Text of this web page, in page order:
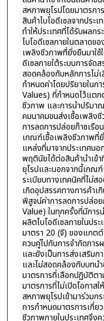
สหภาพยุโรปโดยมาตรก
สินค้าไบโอดีเซลจากประ
ทำให้ประเทศที่ได้รับผลก
ไบโอดีเซลภายในตลาดข
เพลิงชีวภาพที่ยั่งยืนมาใ
ดีเซลภายใต้ระบบการจัด
สอดคล้องกับหลักการไม่
กำหนดค่าโดยปริยายใน
Values) ที่กำหนดไว้แตก
ชีวภาพ และการนำปริมา
คมนาคมขนส่งเชื้อเพลิง
การลดการปล่อยก๊าซเรื
เกณฑ์เชื้อเพลิงชีวภาพที่
แหล่งที่มาจากประเทศนอ
พฤตินัยได้ต่อสินค้านำเข้
ยุโรปและนอกจากนี้เกณ
ระเบียบทางเทคนิคที่ไม่
เกิดอุปสรรคทางการค้าเ
พิสูจน์ค่าการลดการปล่อ
Value) ในทุกครั้งที่มีการ
ผลิตไบโอดีเซลภายในปร
มาตรา 20 (จี) ของแกตต์
ควบคู่ไปกับการจำกัดการ
และยังเป็นการส่งเสริมก
และไม่สอดคล้องกับบทน
มาตรการที่เลือกปฏิบัติตา
มาตรการที่ไม่เปิดโอกาส
สหภาพยุโรปเข้ามาร่วมก
การกำหนดมาตรการเกี่
ชีวภาพภายในประเทศจึง